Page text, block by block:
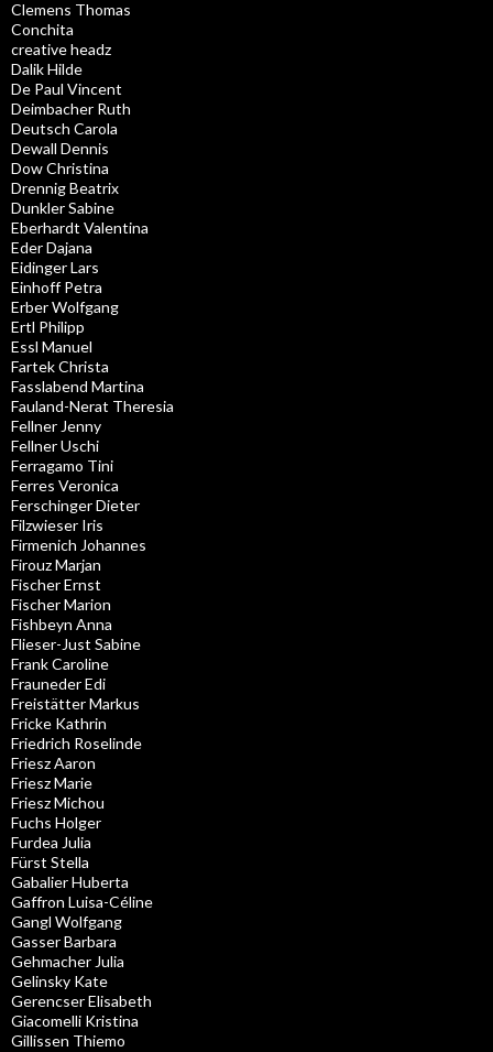
Clemens Thomas
Conchita
creative headz
Dalik Hilde
De Paul Vincent
Deimbacher Ruth
Deutsch Carola
Dewall Dennis
Dow Christina
Drennig Beatrix
Dunkler Sabine
Eberhardt Valentina
Eder Dajana
Eidinger Lars
Einhoff Petra
Erber Wolfgang
Ertl Philipp
Essl Manuel
Fartek Christa
Fasslabend Martina
Fauland-Nerat Theresia
Fellner Jenny
Fellner Uschi
Ferragamo Tini
Ferres Veronica
Ferschinger Dieter
Filzwieser Iris
Firmenich Johannes
Firouz Marjan
Fischer Ernst
Fischer Marion
Fishbeyn Anna
Flieser-Just Sabine
Frank Caroline
Frauneder Edi
Freistätter Markus
Fricke Kathrin
Friedrich Roselinde
Friesz Aaron
Friesz Marie
Friesz Michou
Fuchs Holger
Furdea Julia
Fürst Stella
Gabalier Huberta
Gaffron Luisa-Céline
Gangl Wolfgang
Gasser Barbara
Gehmacher Julia
Gelinsky Kate
Gerencser Elisabeth
Giacomelli Kristina
Gillissen Thiemo